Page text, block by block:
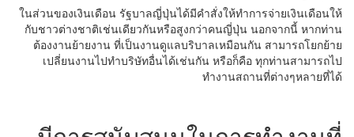
ในส่วนของเงินเดือน รัฐบาลญี่ปุ่นได้มีคำสั่งให้ทำการจ่ายเงินเดือนให้
กับชาวต่างชาติเช่นเดียวกันหรือสูงกว่าคนญี่ปุ่น นอกจากนี้ หากท่าน
ต้องงานย้ายงาน ที่เป็นงานดูแลบริบาลเหมือนกัน สามารถโยกย้าย
เปลี่ยนงานไปทำบริษัทอื่นได้เช่นกัน หรือก็คือ ทุกท่านสามารถไป
ทำงานสถานที่ต่างๆหลายที่ได้